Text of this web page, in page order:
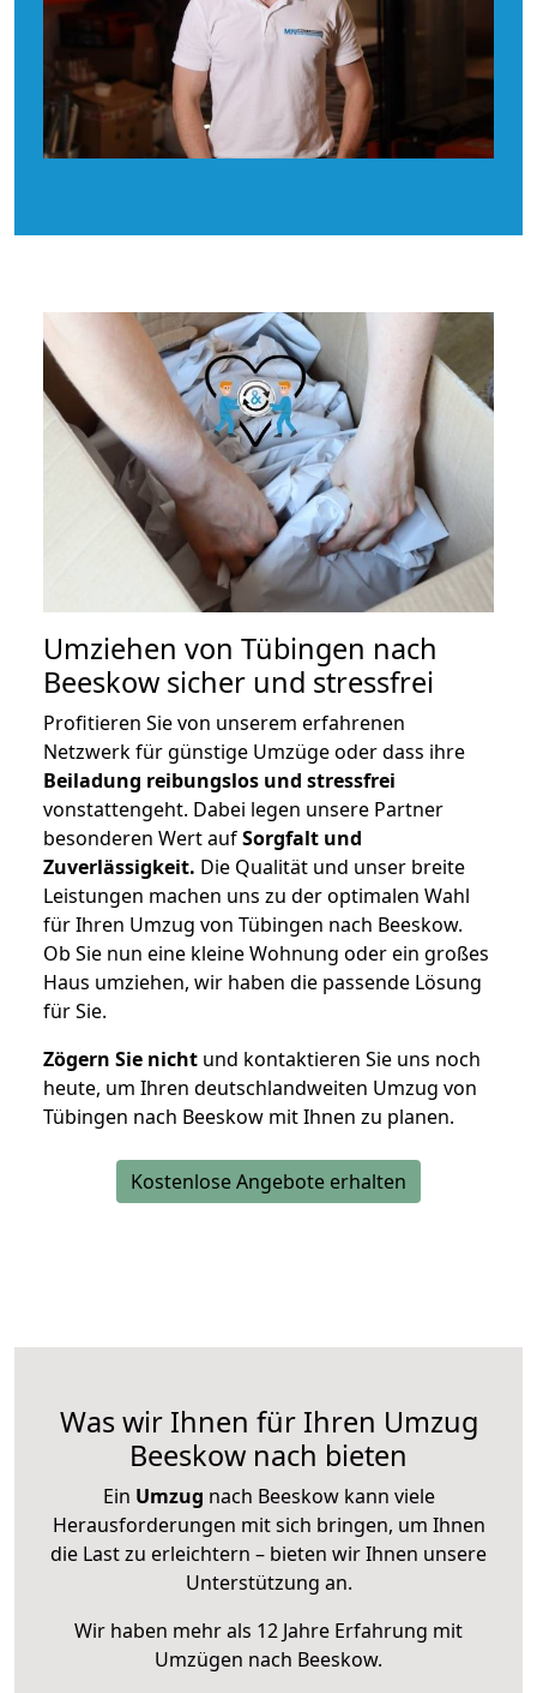
Umziehen von Tübingen nach
Beeskow sicher und stressfrei
Profitieren Sie von unserem erfahrenen
Netzwerk für günstige Umzüge oder dass ihre
Beiladung reibungslos und stressfrei
vonstattengeht. Dabei legen unsere Partner
besonderen Wert aufSorgfalt und
Zuverlässigkeit. Die Qualität und unser breite
Leistungen machen uns zu der optimalen Wahl
für Ihren Umzug von Tübingen nach Beeskow.
Ob Sie nun eine kleine Wohnung oder ein großes
Haus umziehen, wir haben die passende Lösung
für Sie.
Zögern Sie nicht und kontaktieren Sie uns noch
heute, um Ihren deutschlandweiten Umzug von
Tübingen nach Beeskow mit Ihnen zu planen.
Kostenlose Angebote erhalten
Was wir Ihnen für Ihren Umzug
Beeskow nach bieten
Ein Umzug nach Beeskow kann viele
Herausforderungen mit sich bringen, um Ihnen
die Last zu erleichtern – bieten wir Ihnen unsere
Unterstützung an.
Wir haben mehr als 12 Jahre Erfahrung mit
Umzügen nach Beeskow.